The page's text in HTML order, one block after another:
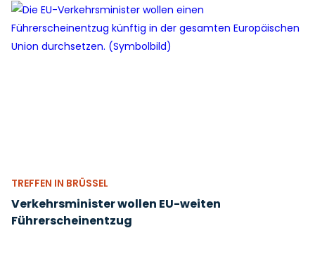
TREFFEN IN BRÜSSEL
Verkehrsminister wollen EU-weiten
Führerscheinentzug